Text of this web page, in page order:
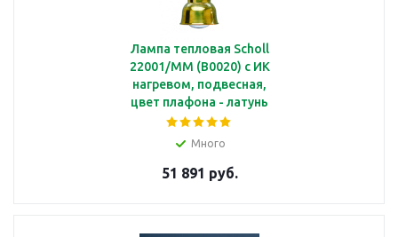
Лампа тепловая Scholl
22001/MM (B0020) с ИК
нагревом, подвесная,
цвет плафона - латунь
Много
51 891 руб.